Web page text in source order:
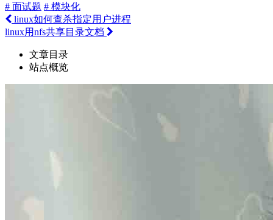
# 面试题 # 模块化
linux如何查杀指定用户进程
linux用nfs共享目录文档
文章目录
站点概览